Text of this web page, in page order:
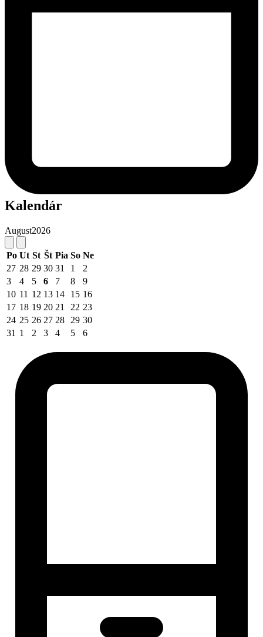
Kalendár
August2026
Po Ut St Št Pia So Ne
27 28 29 30 31 1
2
3
4 5 6 7 8
9
10 11 12 13 14 15 16
17 18 19 20 21 22 23
24 25 26 27 28 29 30
31 1 2 3 4 5 6